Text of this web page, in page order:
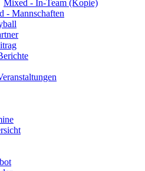
Mixed - In-Team (Kopie)
- Mannschaften